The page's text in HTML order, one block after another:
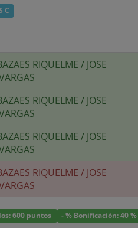
C
RIQUELME / JOSE
RIQUELME / JOSE
RIQUELME / JOSE
RIQUELME / JOSE
600 puntos - % Bonificación: 40 %